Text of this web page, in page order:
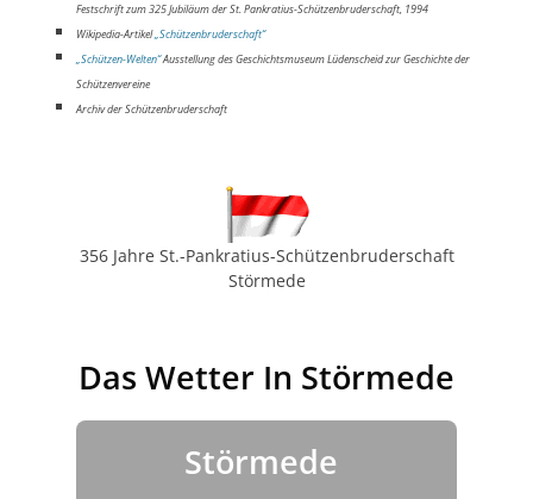
Festschrift zum 325 Jubiläum der St. Pankratius-Schützenbruderschaft, 1994
Wikipedia-Artikel„Schützenbruderschaft“
„Schützen-Welten“Ausstellung des Geschichtsmuseum Lüdenscheid zur Geschichte der
Schützenvereine
Archiv der Schützenbruderschaft
356 Jahre St.-Pankratius-Schützenbruderschaft
Störmede
Das Wetter In Störmede
Störmede